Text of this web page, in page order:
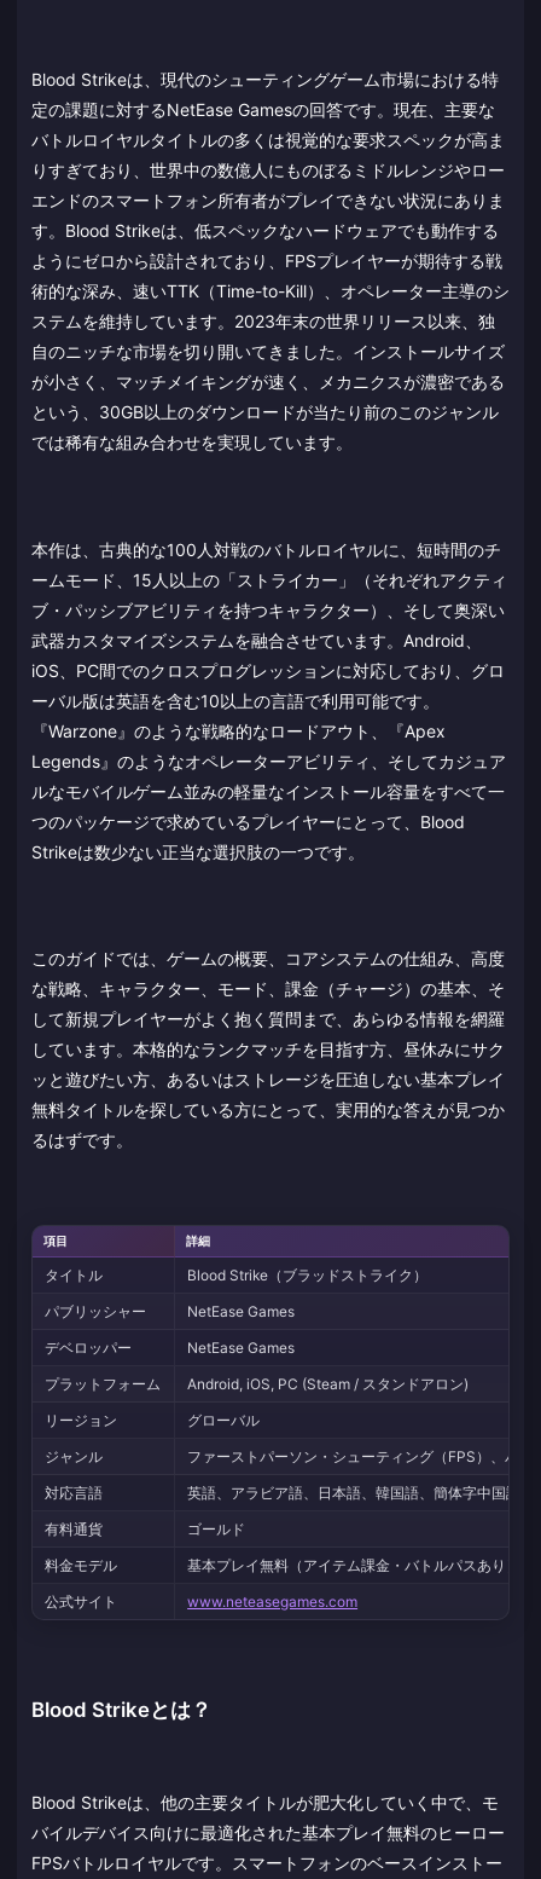
Blood Strikeは、現代のシューティングゲーム市場における特
定の課題に対するNetEase Gamesの回答です。現在、主要な
バトルロイヤルタイトルの多くは視覚的な要求スペックが高ま
りすぎており、世界中の数億人にものぼるミドルレンジやロー
エンドのスマートフォン所有者がプレイできない状況にありま
す。Blood Strikeは、低スペックなハードウェアでも動作する
ようにゼロから設計されており、FPSプレイヤーが期待する戦
術的な深み、速いTTK（Time-to-Kill）、オペレーター主導のシ
ステムを維持しています。2023年末の世界リリース以来、独
自のニッチな市場を切り開いてきました。インストールサイズ
が小さく、マッチメイキングが速く、メカニクスが濃密である
という、30GB以上のダウンロードが当たり前のこのジャンル
では稀有な組み合わせを実現しています。
本作は、古典的な100人対戦のバトルロイヤルに、短時間のチ
ームモード、15人以上の「ストライカー」（それぞれアクティ
ブ・パッシブアビリティを持つキャラクター）、そして奥深い
武器カスタマイズシステムを融合させています。Android、
iOS、PC間でのクロスプログレッションに対応しており、グロ
ーバル版は英語を含む10以上の言語で利用可能です。
『Warzone』のような戦略的なロードアウト、『Apex
Legends』のようなオペレーターアビリティ、そしてカジュア
ルなモバイルゲーム並みの軽量なインストール容量をすべて一
つのパッケージで求めているプレイヤーにとって、Blood
Strikeは数少ない正当な選択肢の一つです。
このガイドでは、ゲームの概要、コアシステムの仕組み、高度
な戦略、キャラクター、モード、課金（チャージ）の基本、そ
して新規プレイヤーがよく抱く質問まで、あらゆる情報を網羅
しています。本格的なランクマッチを目指す方、昼休みにサク
ッと遊びたい方、あるいはストレージを圧迫しない基本プレイ
無料タイトルを探している方にとって、実用的な答えが見つか
るはずです。
項目 詳細
タイトル
Blood Strike（ブラッドストライク）
パブリッシャー
NetEase Games
デベロッパー
NetEase Games
プラットフォーム
Android, iOS, PC (Steam / スタンドアロン)
リージョン
グローバル
ジャンル
ファーストパーソン・シューティング（FPS）、バト
対応言語
英語、アラビア語、日本語、韓国語、簡体字中国語
有料通貨
ゴールド
料金モデル
基本プレイ無料（アイテム課金・バトルパスあり）
公式サイト
www.neteasegames.com
Blood Strikeとは？
Blood Strikeは、他の主要タイトルが肥大化していく中で、モ
バイルデバイス向けに最適化された基本プレイ無料のヒーロー
FPSバトルロイヤルです。スマートフォンのベースインストー